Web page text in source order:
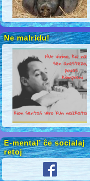
Ne malridu!
E-mental’ ĉe socialaj
retoj